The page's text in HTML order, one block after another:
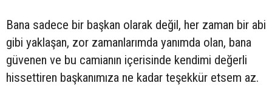
Bana sadece bir başkan olarak değil, her zaman bir abi
gibi yaklaşan, zor zamanlarımda yanımda olan, bana
güvenen ve bu camianın içerisinde kendimi değerli
hissettiren başkanımıza ne kadar teşekkür etsem az.